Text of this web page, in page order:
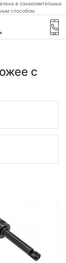
в ознакомительных
способом.
с